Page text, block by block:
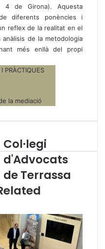
4 de Girona). Aquesta
diferents ponències i
reflex de la realitat en el
de la metodologia
més enllà del propi
PRÀCTIQUES
la mediació
C
o
l
·
e
i
d
'
A
Col·legi
d'Advocats
de Terrassa